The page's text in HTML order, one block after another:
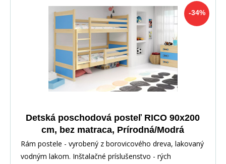
-34%
Detská poschodová posteľ RICO 90x200
cm, bez matraca, Prírodná/Modrá
Rám postele - vyrobený z borovicového dreva, lakovaný
vodným lakom. Inštalačné príslušenstvo - rých